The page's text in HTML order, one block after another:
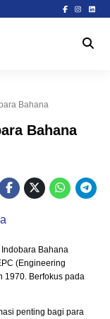
Bahana
Bahana
Indobara Bahana
(Engineering
1970. Berfokus pada
penting bagi para